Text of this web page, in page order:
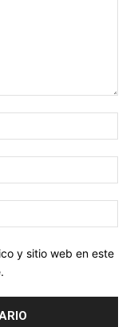
y sitio web en este